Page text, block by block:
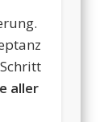
aller